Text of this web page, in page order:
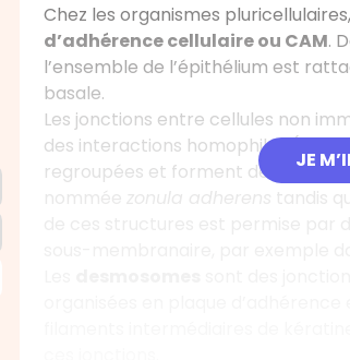
JE
Chez les organismes
d’adhérence cellulaire ou CAM.
l’ensemble de l’épithélium est
basale.
Les jonctions entre cellules non
des interactions homophiles (donc
regroupées et forment des
nommée
zonula adherens tandis